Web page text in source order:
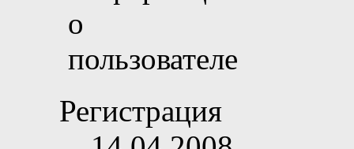
Регистрация